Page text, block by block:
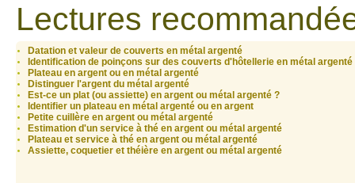
Lectures
Datation et valeur de couverts en métal argenté
Identification de poinçons sur des couverts d'hôtellerie en métal
Plateau en argent ou en métal argenté
Distinguer l'argent du métal argenté
Est-ce un plat (ou assiette) en argent ou métal argenté ?
Identifier un plateau en métal argenté ou en argent
Petite cuillère en argent ou métal argenté
Estimation d'un service à thé en argent ou métal argenté
Plateau et service à thé en argent ou métal argenté
Assiette, coquetier et théière en argent ou métal argenté